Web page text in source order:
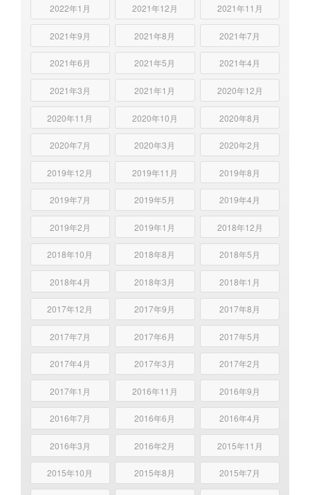
2022年1月 2021年12月 2021年11月
2021年9月 2021年8月 2021年7月
2021年6月 2021年5月 2021年4月
2021年3月 2021年1月 2020年12月
2020年11月 2020年10月 2020年8月
2020年7月 2020年3月 2020年2月
2019年12月 2019年11月 2019年8月
2019年7月 2019年5月 2019年4月
2019年2月 2019年1月 2018年12月
2018年10月 2018年8月 2018年5月
2018年4月 2018年3月 2018年1月
2017年12月 2017年9月 2017年8月
2017年7月 2017年6月 2017年5月
2017年4月 2017年3月 2017年2月
2017年1月 2016年11月 2016年9月
2016年7月 2016年6月 2016年4月
2016年3月 2016年2月 2015年11月
2015年10月 2015年8月 2015年7月